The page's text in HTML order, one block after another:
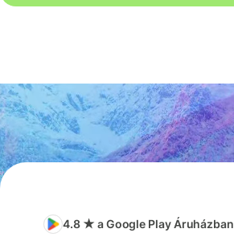
4.8 ★ a Google Play Áruházban